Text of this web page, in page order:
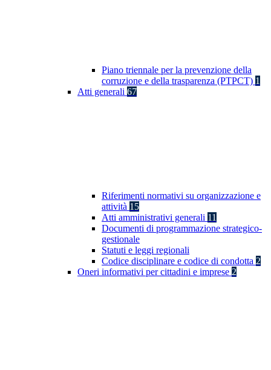
Piano triennale per la prevenzione della
corruzione e della trasparenza (PTPCT) 1
Atti generali 67
Riferimenti normativi su organizzazione e
attività 15
Atti amministrativi generali 11
Documenti di programmazione strategico-
gestionale
Statuti e leggi regionali
Codice disciplinare e codice di condotta 2
Oneri informativi per cittadini e imprese 2